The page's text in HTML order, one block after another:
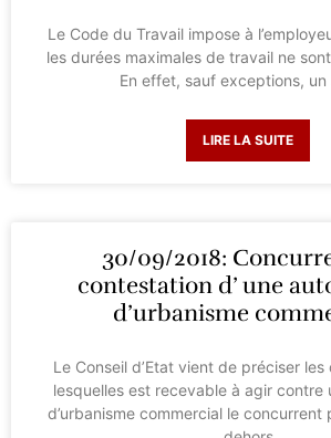
Le Code du Travail impose à
les durées maximales de travail ne
En effet, sauf exceptions, un
LIRE LA SUITE
30/09/2018:
contestation d’ une
d’urbanisme
Le Conseil d’Etat vient de préciser
lesquelles est recevable à agir contre
d’urbanisme commercial le concurrent